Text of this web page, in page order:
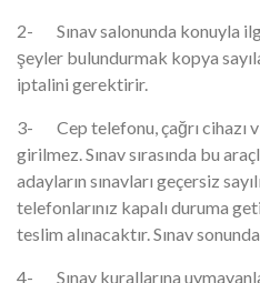
2- Sınav salonunda konuyla
şeyler bulundurmak kopya
iptalini gerektirir.
3- Cep telefonu, çağrı cihazı
girilmez. Sınav sırasında bu
adayların sınavları geçersiz
telefonlarınız kapalı duruma
teslim alınacaktır. Sınav
4- Sınav kurallarına